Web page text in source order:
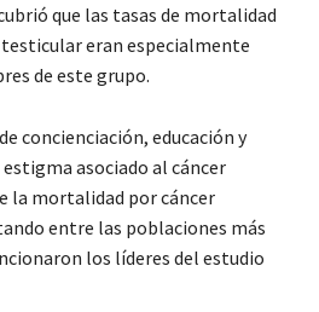
que las tasas de mortalidad
eran especialmente
de este grupo.
concienciación, educación y
asociado al cáncer
la mortalidad por cáncer
entre las poblaciones más
los líderes del estudio